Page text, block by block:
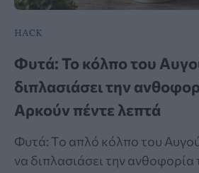
HACK
Φυτά: Το κόλπο του
διπλασιάσει την
Αρκούν πέντε λεπτά
Φυτά: Το απλό κόλπο του
να διπλασιάσει την ανθοφορία